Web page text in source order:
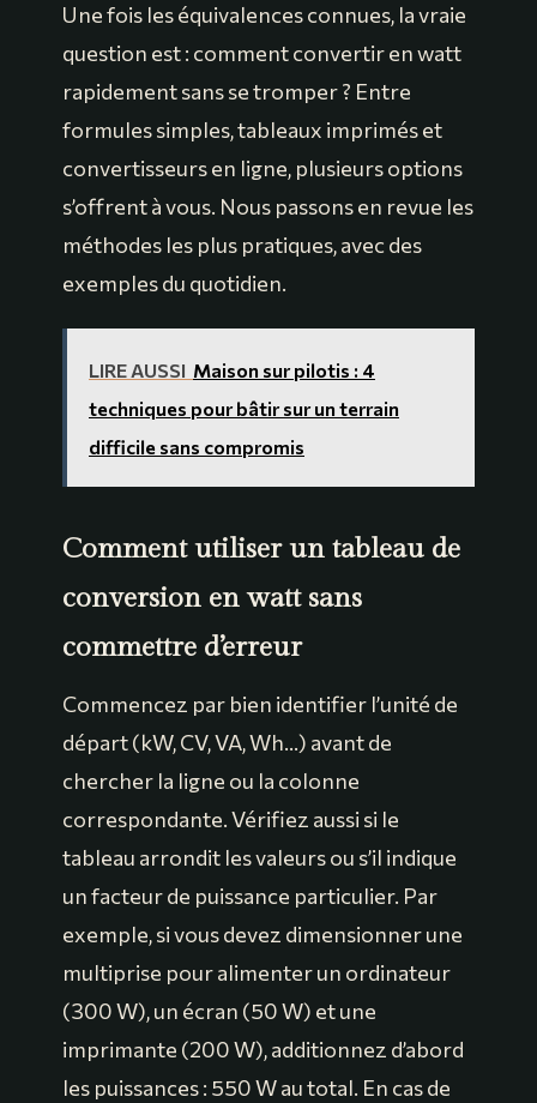
Une fois les équivalences connues, la vraie
question est : comment convertir en watt
rapidement sans se tromper ? Entre
formules simples, tableaux imprimés et
convertisseurs en ligne, plusieurs options
s’offrent à vous. Nous passons en revue les
méthodes les plus pratiques, avec des
exemples du quotidien.
LIRE AUSSI Maison sur pilotis : 4
techniques pour bâtir sur un terrain
difficile sans compromis
Comment utiliser un tableau de
conversion en watt sans
commettre d’erreur
Commencez par bien identifier l’unité de
départ (kW, CV, VA, Wh…) avant de
chercher la ligne ou la colonne
correspondante. Vérifiez aussi si le
tableau arrondit les valeurs ou s’il indique
un facteur de puissance particulier. Par
exemple, si vous devez dimensionner une
multiprise pour alimenter un ordinateur
(300 W), un écran (50 W) et une
imprimante (200 W), additionnez d’abord
les puissances : 550 W au total. En cas de